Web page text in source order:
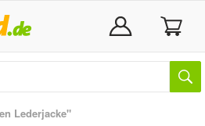
Lederjacke"